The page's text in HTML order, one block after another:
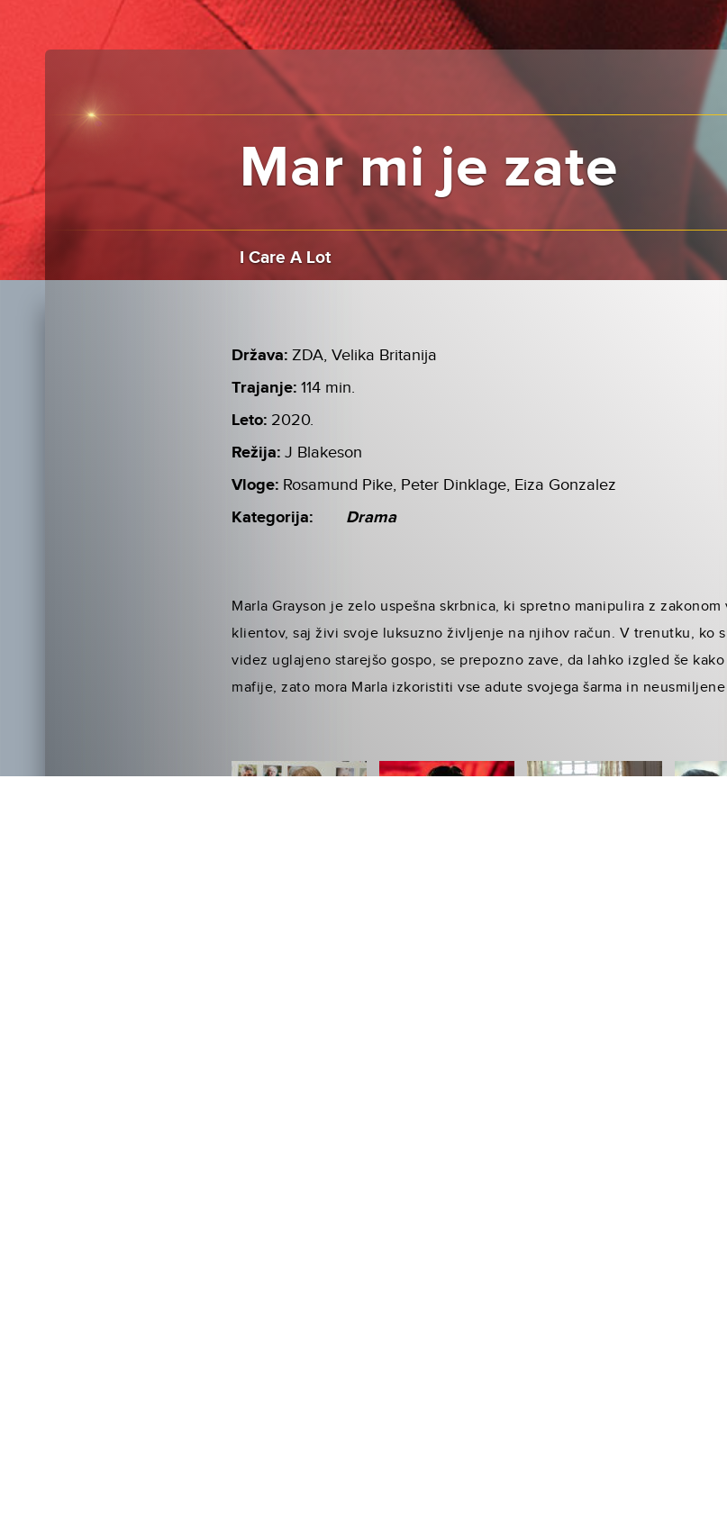
Mar mi je zate
I Care A Lot
Država: ZDA, Velika Britanija
Trajanje: 114 min.
Leto: 2020.
Režija: J Blakeson
Vloge: Rosamund Pike, Peter Dinklage, Eiza Gonzalez
Kategorija: Drama
Marla Grayson je zelo uspešna skrbnica, ki spretno manipulira z
klientov, saj živi svoje luksuzno življenje na njihov račun. V trenutku, ko
videz uglajeno starejšo gospo, se prepozno zave, da lahko izgled še
mafije, zato mora Marla izkoristiti vse adute svojega šarma in